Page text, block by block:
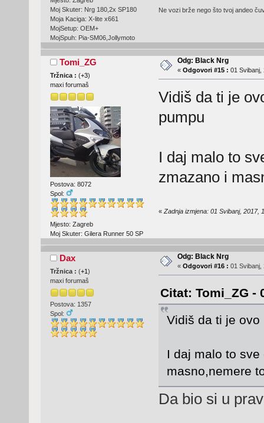
Moj Skuter: Nrg 180,2x SP180
Moja Kaciga: X-lite x661
MojSetup: OEM+
MojSpuh: Pia-SM06,Jollymoto
Ne vozi brže nego što tvoj andeo
Tomi_ZG
Tržnica : (+3)
maxi forumaš
Postova: 8072
Spol:
Mjesto: Zagreb
Moj Skuter: Gilera Runner 50 SP
Odg: Black Nrg
« Odgovori #15 : 01 Svibanj,
Vidiš da ti je
pumpu
I daj malo to
zmazano i
« Zadnja izmjena: 01 Svibanj, 2017,
Dax
Tržnica : (+1)
maxi forumaš
Postova: 1357
Spol:
Odg: Black Nrg
« Odgovori #16 : 01 Svibanj,
Citat: Tomi_ZG -
Vidiš da ti je ovo
I daj malo to
masno,nemere
Da bio si u